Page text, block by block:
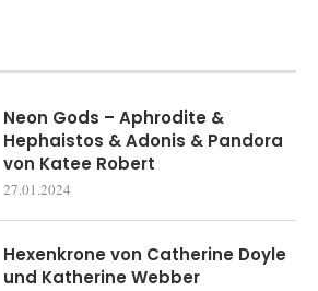
Neon Gods – Aphrodite &
Hephaistos & Adonis & Pandora
von Katee Robert
27.01.2024
Hexenkrone von Catherine Doyle
und Katherine Webber